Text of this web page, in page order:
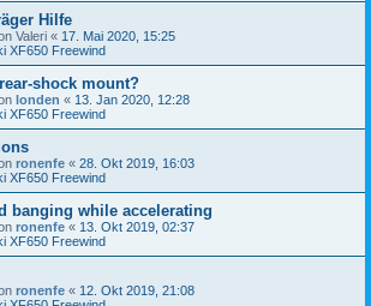
Hilfe
Valeri « 17. Mai 2020, 15:25
XF650 Freewind
shock mount?
londen « 13. Jan 2020, 12:28
XF650 Freewind
ronenfe « 28. Okt 2019, 16:03
XF650 Freewind
banging while accelerating
ronenfe « 13. Okt 2019, 02:37
XF650 Freewind
ronenfe « 12. Okt 2019, 21:08